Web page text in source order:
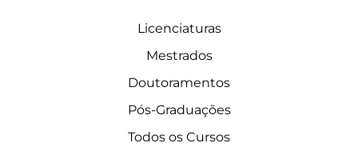
Licenciaturas
Mestrados
Doutoramentos
Pós-Graduações
Todos os Cursos